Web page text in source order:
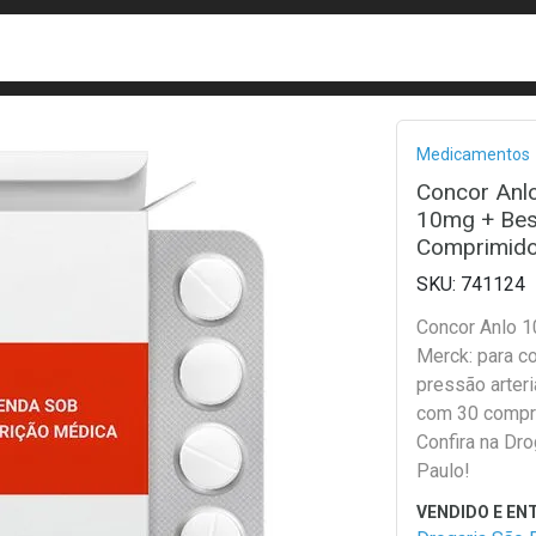
Medicamentos
Concor
10mg +
741124
Concor Anlo
Merck: para
pressão
com 30
Confira na
Paulo!